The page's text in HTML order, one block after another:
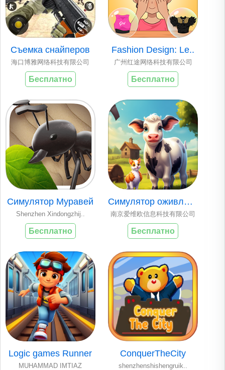
Съемка снайперов
海口博雅网络科技有限公司
Бесплатно
Fashion Design: Le..
广州红途网络科技有限公司
Бесплатно
Симулятор Муравей
Shenzhen Xindongzhij..
Бесплатно
Симулятор оживленн..
南京爱维欧信息科技有限公司
Бесплатно
Logic games Runner
MUHAMMAD IMTIAZ
ConquerTheCity
shenzhenshishengruik..